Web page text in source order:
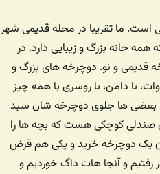
است. ما تقریبا در محله قدیمی شهر
خانه بزرگ و زیبایی دارد. در
قدیمی و نو. دوچرخه های بزرگ و
با دامن، با روسری با همه چیز
بعضی ها جلوی دوچرخه شان سبد
صندلی کوچکی هست که بچه ها را
یک دوچرخه خرید و یکی هم قرض
رفتیم و آنجا هات داگ خوردیم و